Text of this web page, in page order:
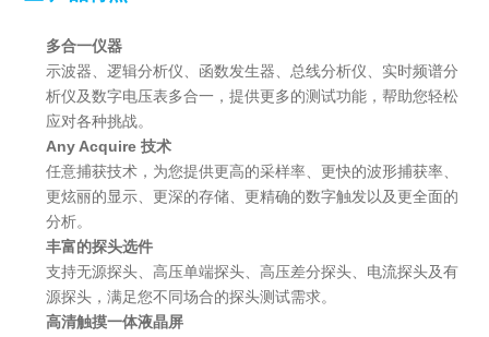
多合一仪器
示波器、逻辑分析仪、函数发生器、总线分析仪、实时频谱分
析仪及数字电压表多合一，提供更多的测试功能，帮助您轻松
应对各种挑战。
Any Acquire 技术
任意捕获技术，为您提供更高的采样率、更快的波形捕获率、
更炫丽的显示、更深的存储、更精确的数字触发以及更全面的
分析。
丰富的探头选件
支持无源探头、高压单端探头、高压差分探头、电流探头及有
源探头，满足您不同场合的探头测试需求。
高清触摸一体液晶屏